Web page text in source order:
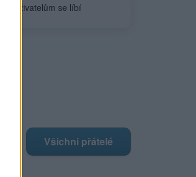
uživatelům se líbí
Všichni přátelé